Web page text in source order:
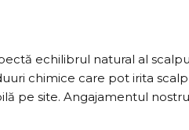
echilibrul natural al
chimice care pot irita
pe site. Angajamentul